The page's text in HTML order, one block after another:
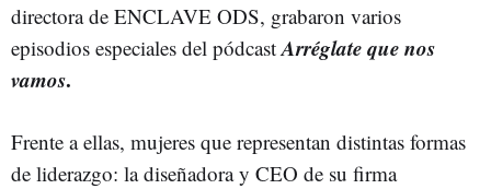
directora de ENCLAVE ODS, grabaron varios
episodios especiales del pódcastArréglate que nos
vamos.
Frente a ellas, mujeres que representan distintas formas
de liderazgo: la diseñadora y CEO de su firma